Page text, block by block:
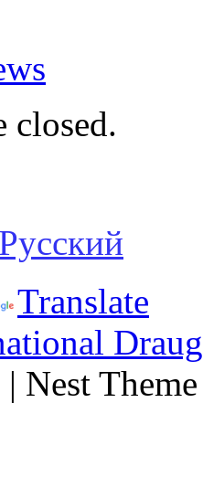
closed.
Русский
Translate
| Nest